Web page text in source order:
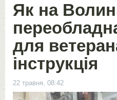
Як на
для
інструкція
22 травня, 08:42